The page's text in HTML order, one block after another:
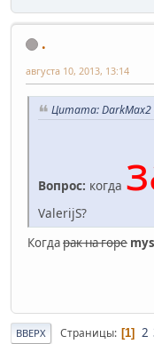
.
августа 10, 2013, 13:14
Цитата: DarkMax2
Вопрос: когда
ValerijS?
Когдарак на горе
ВВЕРХ Страницы 1 2